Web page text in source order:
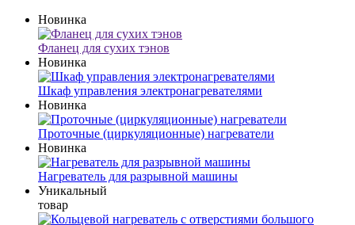
Новинка
Фланец для сухих тэнов
Новинка
Шкаф управления электронагревателями
Новинка
Проточные (циркуляционные) нагреватели
Новинка
Нагреватель для разрывной машины
Уникальный
товар